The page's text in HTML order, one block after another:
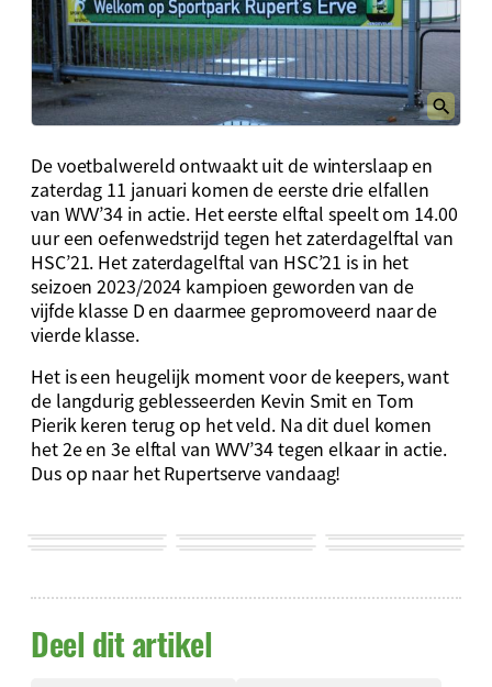
De voetbalwereld ontwaakt uit de winterslaap en
zaterdag 11 januari komen de eerste drie elfallen
van WVV’34 in actie. Het eerste elftal speelt om 14.00
uur een oefenwedstrijd tegen het zaterdagelftal van
HSC’21. Het zaterdagelftal van HSC’21 is in het
seizoen 2023/2024 kampioen geworden van de
vijfde klasse D en daarmee gepromoveerd naar de
vierde klasse.
Het is een heugelijk moment voor de keepers, want
de langdurig geblesseerden Kevin Smit en Tom
Pierik keren terug op het veld. Na dit duel komen
het 2e en 3e elftal van WVV’34 tegen elkaar in actie.
Dus op naar het Rupertserve vandaag!
Deel dit artikel